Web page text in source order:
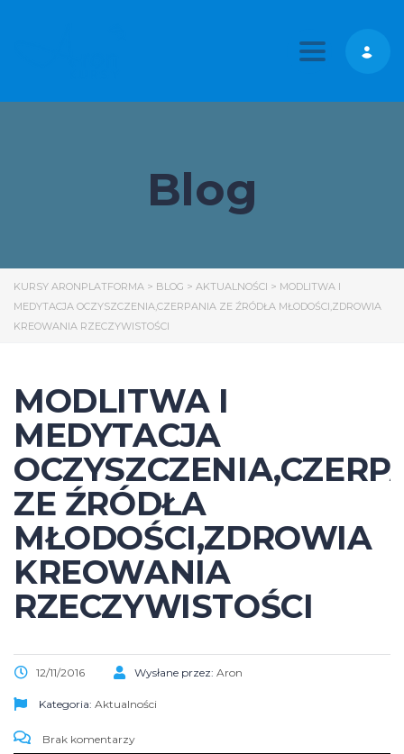
Toggle
Blog
KURSY ARONPLATFORMA > BLOG > AKTUALNOŚCI > MODLITWA I
MEDYTACJA OCZYSZCZENIA,CZERPANIA ZE ŹRÓDŁA MŁODOŚCI,ZDROWIA
KREOWANIA RZECZYWISTOŚCI
MODLITWA I
MEDYTACJA
ZE ŹRÓDŁA
MŁODOŚCI,ZDROWIA
KREOWANIA
RZECZYWISTOŚCI
12/11/2016 Wysłane przez: Aron
Kategoria: Aktualności
Brak komentarzy